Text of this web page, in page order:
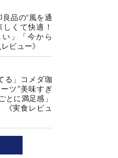
品の“風を通
くて快適！
い」「今から
ビュー》
る」コメダ珈
ツ”美味すぎ
とに満足感」
《実食レビュ